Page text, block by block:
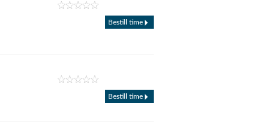
Bestill time
Bestill time